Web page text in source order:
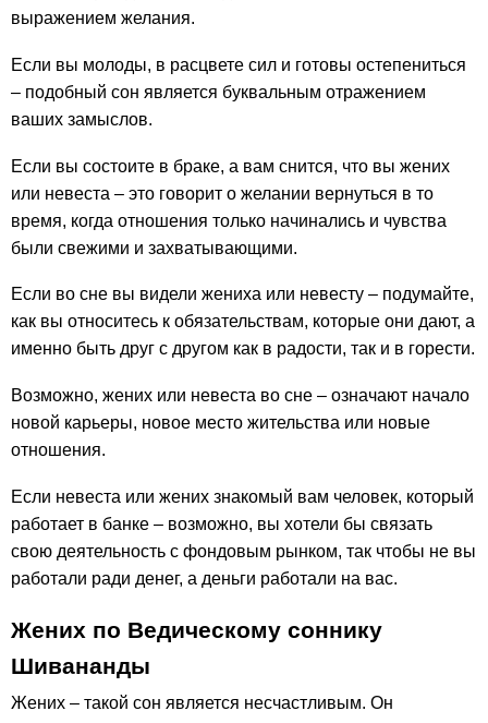
выражением желания.
Если вы молоды, в расцвете сил и готовы остепениться
– подобный сон является буквальным отражением
ваших замыслов.
Если вы состоите в браке, а вам снится, что вы жених
или невеста – это говорит о желании вернуться в то
время, когда отношения только начинались и чувства
были свежими и захватывающими.
Если во сне вы видели жениха или невесту – подумайте,
как вы относитесь к обязательствам, которые они дают, а
именно быть друг с другом как в радости, так и в горести.
Возможно, жених или невеста во сне – означают начало
новой карьеры, новое место жительства или новые
отношения.
Если невеста или жених знакомый вам человек, который
работает в банке – возможно, вы хотели бы связать
свою деятельность с фондовым рынком, так чтобы не вы
работали ради денег, а деньги работали на вас.
Жених по Ведическому соннику
Шивананды
Жених – такой сон является несчастливым. Он